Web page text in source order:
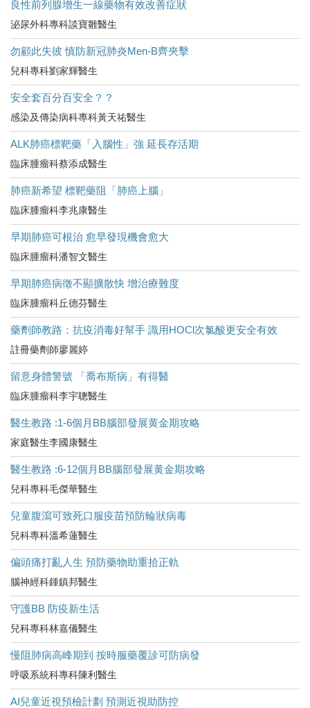
良性前列腺增生一線藥物有效改善症狀
泌尿外科專科談寶雛醫生
勿顧此失彼 慎防新冠肺炎Men-B齊夾擊
兒科專科劉家輝醫生
安全套百分百安全？？
感染及傳染病科專科黃天祐醫生
ALK肺癌標靶藥「入腦性」強 延長存活期
臨床腫瘤科蔡添成醫生
肺癌新希望 標靶藥阻「肺癌上腦」
臨床腫瘤科李兆康醫生
早期肺癌可根治 愈早發現機會愈大
臨床腫瘤科潘智文醫生
早期肺癌病徵不顯擴散快 增治療難度
臨床腫瘤科丘德芬醫生
藥劑師教路：抗疫消毒好幫手 識用HOCl次氯酸更安全有效
註冊藥劑師廖麗婷
留意身體警號 「喬布斯病」有得醫
臨床腫瘤科李宇聰醫生
醫生教路 :1-6個月BB腦部發展黄金期攻略
家庭醫生李國康醫生
醫生教路 :6-12個月BB腦部發展黄金期攻略
兒科專科毛傑華醫生
兒童腹瀉可致死口服疫苗預防輪狀病毒
兒科專科溫希蓮醫生
偏頭痛打亂人生 預防藥物助重拾正軌
腦神經科鍾鎮邦醫生
守護BB 防疫新生活
兒科專科林嘉儀醫生
慢阻肺病高峰期到 按時服藥覆診可防病發
呼吸系統科專科陳利醫生
AI兒童近視預檢計劃 預測近視助防控